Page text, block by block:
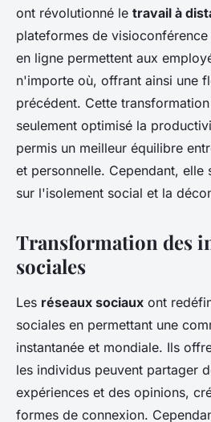
ont révolutionné le travail à
plateformes de
en ligne permettent aux
n'importe où, offrant ainsi une
précédent. Cette
seulement optimisé la
permis un meilleur équilibre
et personnelle. Cependant, elle
sur l'isolement social et la
Transformation des
sociales
Les réseaux sociaux ont
sociales en permettant une
instantanée et mondiale. Ils
les individus peuvent partager
expériences et des opinions,
formes de connexion.